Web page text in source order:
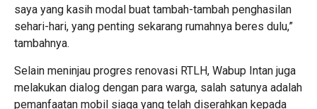
saya yang kasih modal buat tambah-tambah penghasilan
sehari-hari, yang penting sekarang rumahnya beres dulu,”
tambahnya.
Selain meninjau progres renovasi RTLH, Wabup Intan juga
melakukan dialog dengan para warga, salah satunya adalah
pemanfaatan mobil siaga yang telah diserahkan kepada